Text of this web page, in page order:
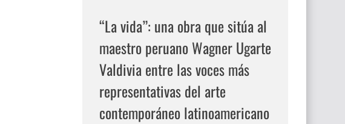
“La vida”: una obra que sitúa al
maestro peruano Wagner Ugarte
Valdivia entre las voces más
representativas del arte
contemporáneo latinoamericano